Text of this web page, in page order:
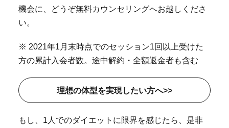
機会に、どうぞ無料カウンセリングへお越しくださ
い。
※ 2021年1月末時点でのセッション1回以上受けた
方の累計入会者数。途中解約・全額返金者も含む
理想の体型を実現したい方へ>>
もし、1人でのダイエットに限界を感じたら、是非